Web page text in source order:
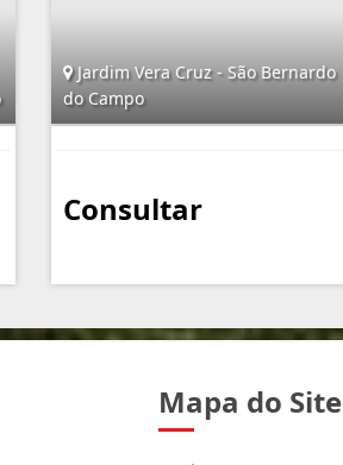
Jardim Vera Cruz - São Bernardo
do Campo
Consultar
Mapa do Site